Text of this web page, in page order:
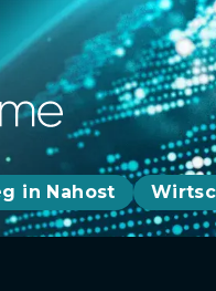
in Nahost